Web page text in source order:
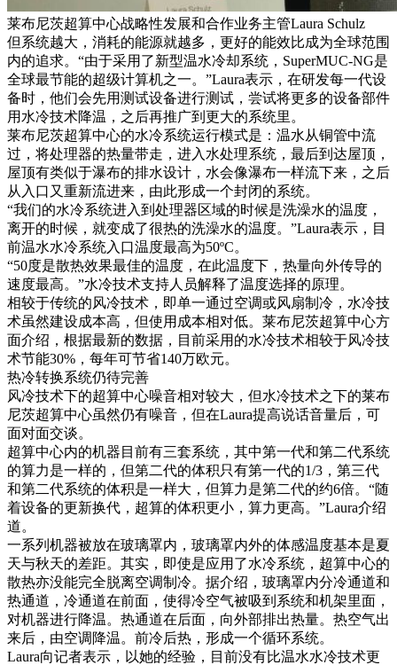
莱布尼茨超算中心战略性发展和合作业务主管Laura Schulz
但系统越大，消耗的能源就越多，更好的能效比成为全球范围
内的追求。“由于采用了新型温水冷却系统，SuperMUC-NG是
全球最节能的超级计算机之一。”Laura表示，在研发每一代设
备时，他们会先用测试设备进行测试，尝试将更多的设备部件
用水冷技术降温，之后再推广到更大的系统里。
莱布尼茨超算中心的水冷系统运行模式是：温水从铜管中流
过，将处理器的热量带走，进入水处理系统，最后到达屋顶，
屋顶有类似于瀑布的排水设计，水会像瀑布一样流下来，之后
从入口又重新流进来，由此形成一个封闭的系统。
“我们的水冷系统进入到处理器区域的时候是洗澡水的温度，
离开的时候，就变成了很热的洗澡水的温度。”Laura表示，目
前温水水冷系统入口温度最高为50ºC。
“50度是散热效果最佳的温度，在此温度下，热量向外传导的
速度最高。”水冷技术支持人员解释了温度选择的原理。
相较于传统的风冷技术，即单一通过空调或风扇制冷，水冷技
术虽然建设成本高，但使用成本相对低。莱布尼茨超算中心方
面介绍，根据最新的数据，目前采用的水冷技术相较于风冷技
术节能30%，每年可节省140万欧元。
热冷转换系统仍待完善
风冷技术下的超算中心噪音相对较大，但水冷技术之下的莱布
尼茨超算中心虽然仍有噪音，但在Laura提高说话音量后，可
面对面交谈。
超算中心内的机器目前有三套系统，其中第一代和第二代系统
的算力是一样的，但第二代的体积只有第一代的1/3，第三代
和第二代系统的体积是一样大，但算力是第二代的约6倍。“随
着设备的更新换代，超算的体积更小，算力更高。”Laura介绍
道。
一系列机器被放在玻璃罩内，玻璃罩内外的体感温度基本是夏
天与秋天的差距。其实，即使是应用了水冷系统，超算中心的
散热亦没能完全脱离空调制冷。据介绍，玻璃罩内分冷通道和
热通道，冷通道在前面，使得冷空气被吸到系统和机架里面，
对机器进行降温。热通道在后面，向外部排出热量。热空气出
来后，由空调降温。前冷后热，形成一个循环系统。
Laura向记者表示，以她的经验，目前没有比温水水冷技术更